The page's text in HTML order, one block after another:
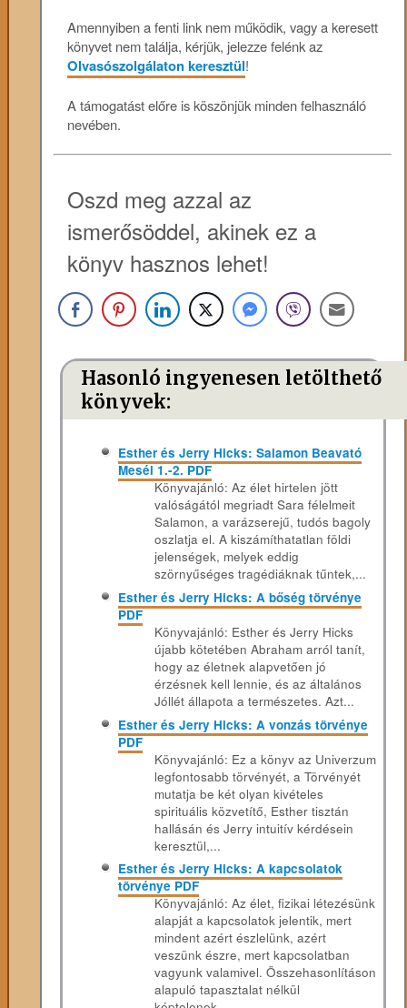
Amennyiben a fenti link nem működik, vagy a keresett
könyvet nem találja, kérjük, jelezze felénk az
Olvasószolgálaton keresztül!
A támogatást előre is köszönjük minden felhasználó
nevében.
Oszd meg azzal az
ismerősöddel, akinek ez a
könyv hasznos lehet!
Hasonló ingyenesen letölthető
könyvek:
Esther és Jerry Hicks: Salamon Beavató
Meséi 1.-2. PDF
Könyvajánló: Az élet hirtelen jött
valóságától megriadt Sara félelmeit
Salamon, a varázserejű, tudós bagoly
oszlatja el. A kiszámíthatatlan földi
jelenségek, melyek eddig
szörnyűséges tragédiáknak tűntek,...
Esther és Jerry Hicks: A bőség törvénye
PDF
Könyvajánló: Esther és Jerry Hicks
újabb kötetében Abraham arról tanít,
hogy az életnek alapvetően jó
érzésnek kell lennie, és az általános
Jóllét állapota a természetes. Azt...
Esther és Jerry Hicks: A vonzás törvénye
PDF
Könyvajánló: Ez a könyv az Univerzum
legfontosabb törvényét, a Törvényét
mutatja be két olyan kivételes
spirituális közvetítő, Esther tisztán
hallásán és Jerry intuitív kérdésein
keresztül,...
Esther és Jerry Hicks: A kapcsolatok
törvénye PDF
Könyvajánló: Az élet, fizikai létezésünk
alapját a kapcsolatok jelentik, mert
mindent azért észlelünk, azért
veszünk észre, mert kapcsolatban
vagyunk valamivel. Összehasonlításon
alapuló tapasztalat nélkül